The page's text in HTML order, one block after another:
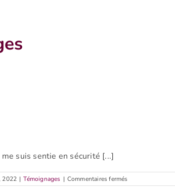
suis sentie en sécurité [...]
2022 | Témoignages | Commentaires ferméssur
Fabienne